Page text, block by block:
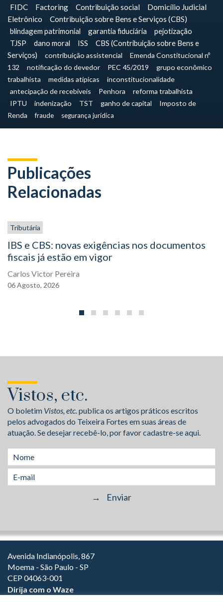
FIDC Factoring Contribuição social
Domicílio Judicial
Eletrônico
Contribuição sobre Bens e Serviços (CBS)
blindagem patrimonial
garantia fiduciária
pejotização
TJSP
dano moral ISS
CBS (Contribuição sobre Bens e
Serviços)
contribuição assistencial
Emenda Constitucional nº
132
notificação do devedor PEC 45/2019
grupo econômico
trabalhista
medidas atípicas
inconstitucionalidade
antecipação de recebíveis
Penhora
reforma trabalhista
IPTU
indenização TST ganho de capital
Imposto de
Renda
fraude segurança jurídica
Publicações
Relacionadas
Tributária
IBS e CBS: novas exigências nos documentos
fiscais já estão em vigor
Carlos Victor Pereira
06Agosto, 2026
Vistos, etc.
O boletim Vistos, etc.publica os artigos práticos escritos
pelos advogados do Teixeira Fortes em suas áreas de
atuação. Se desejar recebê-lo, por favor cadastre-se aqui.
Avenida Indianópolis, 867
Moema - São Paulo - SP
CEP 04063-001
Dirija com o Waze